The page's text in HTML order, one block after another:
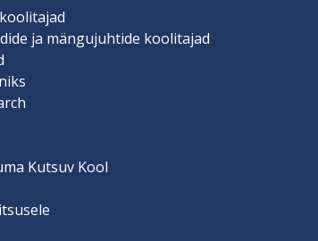
ja mängujuhtide koolitajad
Kutsuv Kool